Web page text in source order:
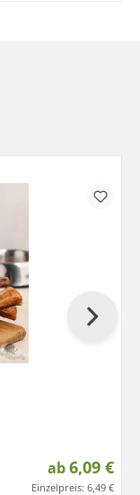
ab6,09 €
Einzelpreis: 6,49 €